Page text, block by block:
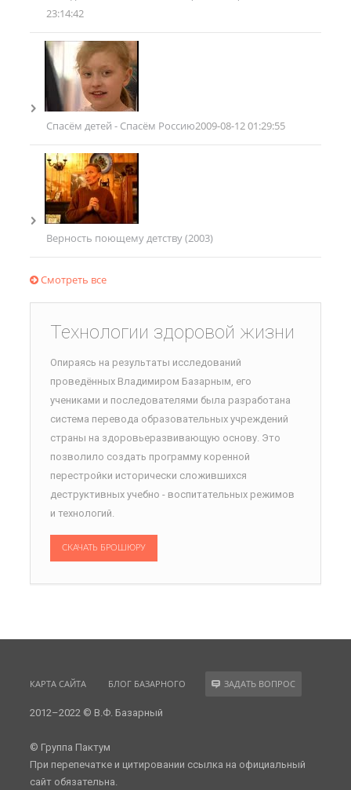
23:14:42
Спасём детей - Спасём Россию2009-08-12 01:29:55
Верность поющему детству (2003)
Смотреть все
Технологии здоровой жизни
Опираясь на результаты исследований
проведённых Владимиром Базарным, его
учениками и последователями была разработана
система перевода образовательных учреждений
страны на здоровьеразвивающую основу. Это
позволило создать программу коренной
перестройки исторически сложившихся
деструктивных учебно - воспитательных режимов
и технологий.
СКАЧАТЬ БРОШЮРУ
КАРТА САЙТА БЛОГ БАЗАРНОГО ЗАДАТЬ ВОПРОС
2012–2022 © В.Ф. Базарный
© Группа Пактум
При перепечатке и цитировании ссылка на официальный
сайт обязательна.